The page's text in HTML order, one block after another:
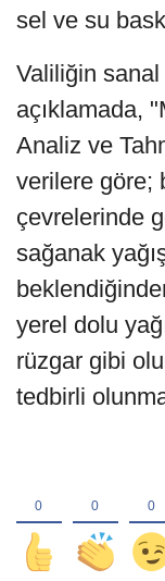
sel ve su
Valiliğin sanal
açıklamada,
Analiz ve
verilere göre;
çevrelerinde
sağanak
yerel dolu
rüzgar gibi
tedbirli